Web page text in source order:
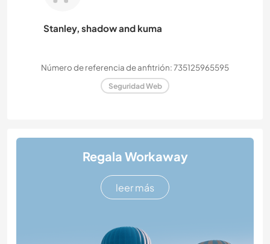
Stanley, shadow and kuma
Número de referencia de anfitrión: 735125965595
Seguridad Web
Regala Workaway
leer más